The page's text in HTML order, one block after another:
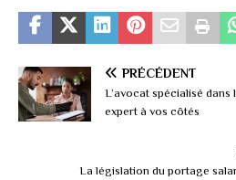
PRÉCÉDENT
L’avocat spécialisé
expert à vos côtés
La législation du portage